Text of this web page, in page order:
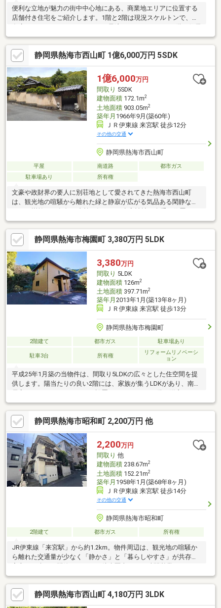
便利な立地が魅力の街中中心地にある、商業地エリアに位置する
店舗付き住宅をご紹介します。1階と2階は現況スケルトンで、飲
部分は令和6年7月にフルリノベーション済で、LDK＆寝室は床暖
房が完備され快適な生活空間を提供します。さらに、市営温泉の
引き込みも手続き次第で可能。駐車スペースも1台分完備されてお
り、ビジネスと居住の利便性を兼ね備えた物件です。多様なニー
ズに応える物件です
静岡県熱海市西山町 1億6,000万円 5SDK
1億6,000万円
間取り 5SDK
建物面積172.1m2
土地面積903.05m2
築年月 1966年9月(築60年)
ＪＲ伊東線 来宮駅 徒歩12分
その他の交通
静岡県熱海市西山町
平屋 南道路
都市ガス
駐車場あり
所有権
文豪や政財界の要人に別荘地として愛されてきた熱海市西山町
は、観光地の喧騒から離れた緑と静寂が広がる気品ある閑静なエ
厳かな自然のエネルギーを感じられます。すり鉢状の地形を活か
した高台のため陽当たりがよく、心地よい風が通り抜けるプライ
ベート空間です。また、JR伊東線「来宮」駅まで徒歩圏内という
高い利便性を誇り、新幹線が止まる「熱海駅」へも車で１０分圏
内と近くゲストを招く際にも大変スムーズです。
静岡県熱海市梅園町 3,380万円 5LDK
3,380万円
間取り 5LDK
建物面積126m2
土地面積397.71m2
築年月 2013年1月(築13年8ヶ月)
ＪＲ伊東線 来宮駅 徒歩13分
静岡県熱海市梅園町
2階建て 都市ガス 駐車場あり
駐車3台 所有権
リフォームリノベーシ
ョン
平成25年1月築の当物件は、間取り5LDKの広々とした住空間を提
供します。陽当たりの良い2階には、家族が集うLDKがあり、南側
ニキッチンが備わっており、独立した生活空間としても利用可能
です。各部屋には収納スペースが充実しており、整理整頓がしや
すい設計です。南側にはガーデニングスペースがあり、趣味の時
間を楽しむことができます。静寂な立地に位置し、落ち着いた生
活環境を求める方に最適な物件です。
静岡県熱海市昭和町 2,200万円 他
2,200万円
間取り 他
建物面積238.67m2
土地面積152.21m2
築年月 1958年1月(築68年8ヶ月)
ＪＲ伊東線 来宮駅 徒歩14分
その他の交通
静岡県熱海市昭和町
2階建て 都市ガス 所有権
JR伊東線「来宮駅」から約1.2km。物件周辺は、観光地の喧騒か
ら離れた交通量が少なく「静かさ」と「暮らしやすさ」が共存し
ーや商店街が揃い、日々の買い物に不自由することはありませ
ん。さらに、地域医療の中核を担う「熱海所記念病院」も至近。
万が一の際にも安心できる体制が、日々の生活に大きなゆとりを
もたらします。●建蔽率超過
静岡県熱海市西山町 4,180万円 3LDK